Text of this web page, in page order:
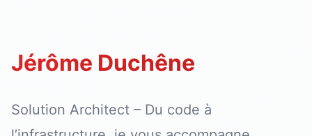
Jérôme Duchêne
Solution Architect – Du code à